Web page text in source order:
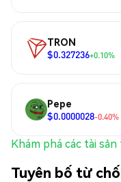
TRON
$0.327236+0.10%
Pepe
$0.0000028-0.40%
Khám phá các tài
Tuyên bố từ